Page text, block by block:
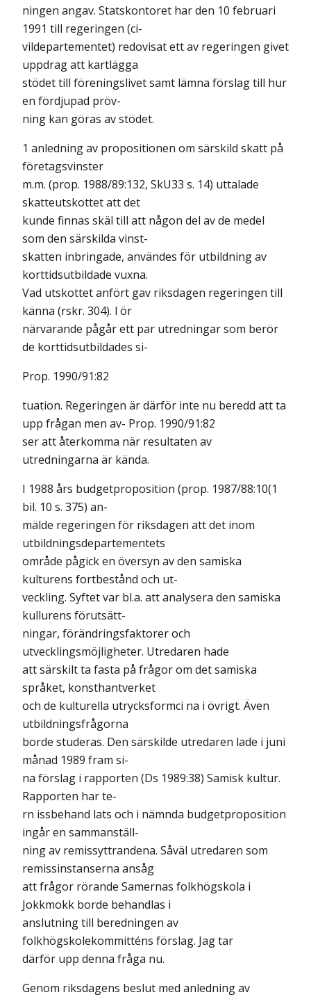
ningen angav. Statskontoret har den 10 februari
1991 till regeringen (ci-
vildepartementet) redovisat ett av regeringen givet
uppdrag att kartlägga
stödet till föreningslivet samt lämna förslag till hur
en fördjupad pröv-
ning kan göras av stödet.
1 anledning av propositionen om särskild skatt på
företagsvinster
m.m. (prop. 1988/89:132, SkU33 s. 14) uttalade
skatteutskottet att det
kunde finnas skäl till att någon del av de medel
som den särskilda vinst-
skatten inbringade, användes för utbildning av
korttidsutbildade vuxna.
Vad utskottet anfört gav riksdagen regeringen till
känna (rskr. 304). l ör
närvarande pågår ett par utredningar som berör
de korttidsutbildades si-
Prop. 1990/91:82
tuation. Regeringen är därför inte nu beredd att ta
upp frågan men av- Prop. 1990/91:82
ser att återkomma när resultaten av
utredningarna är kända.
I 1988 års budgetproposition (prop. 1987/88:10(1
bil. 10 s. 375) an-
mälde regeringen för riksdagen att det inom
utbildningsdepartementets
område pågick en översyn av den samiska
kulturens fortbestånd och ut-
veckling. Syftet var bl.a. att analysera den samiska
kullurens förutsätt-
ningar, förändringsfaktorer och
utvecklingsmöjligheter. Utredaren hade
att särskilt ta fasta på frågor om det samiska
språket, konsthantverket
och de kulturella utrycksformci na i övrigt. Även
utbildningsfrågorna
borde studeras. Den särskilde utredaren lade i juni
månad 1989 fram si-
na förslag i rapporten (Ds 1989:38) Samisk kultur.
Rapporten har te-
rn issbehand lats och i nämnda budgetproposition
ingår en sammanställ-
ning av remissyttrandena. Såväl utredaren som
remissinstanserna ansåg
att frågor rörande Samernas folkhögskola i
Jokkmokk borde behandlas i
anslutning till beredningen av
folkhögskolekommitténs förslag. Jag tar
därför upp denna fråga nu.
Genom riksdagens beslut med anledning av